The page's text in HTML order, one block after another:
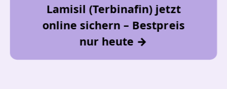
Lamisil (Terbinafin) jetzt
online sichern – Bestpreis
nur heute →